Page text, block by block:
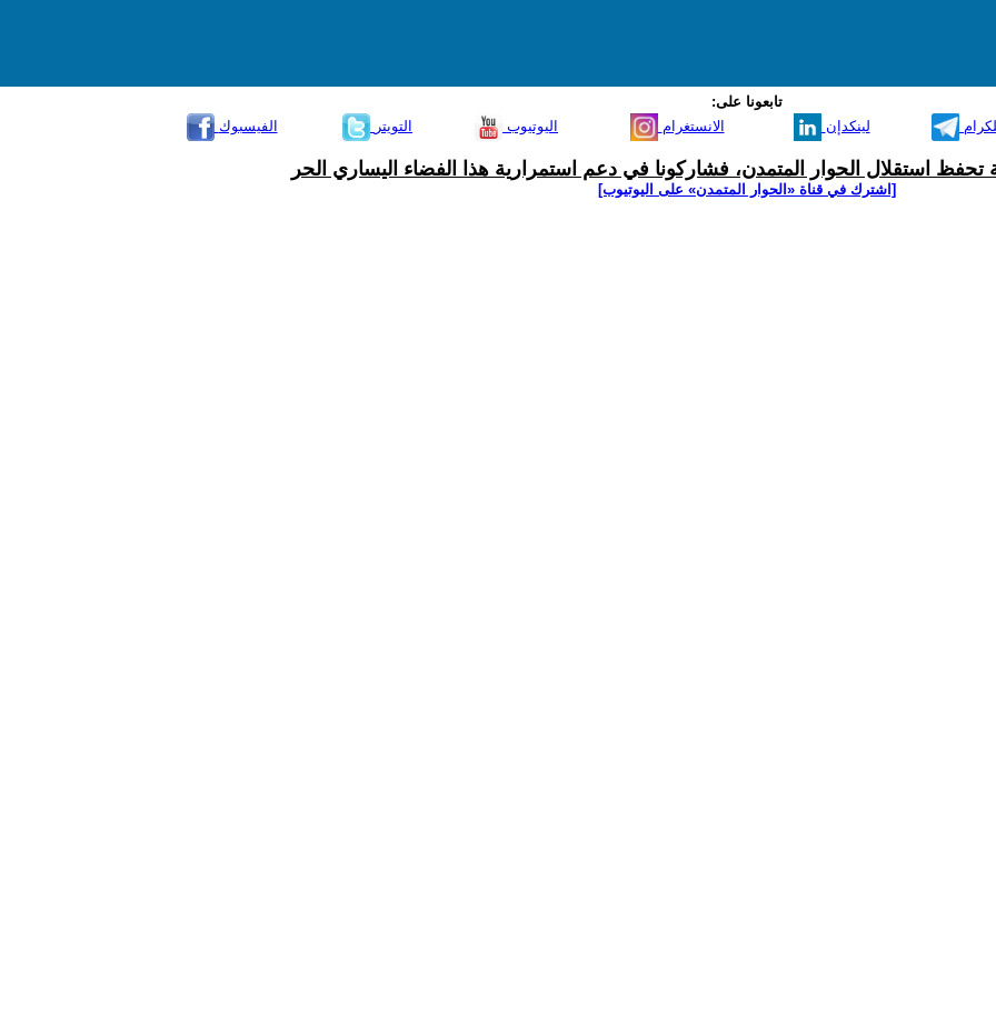
تابعونا على:
الفيسبوك
التويتر اليوتيوب الانستغرام لينكدإن
تحفظ استقلال الحوار المتمدن، فشاركونا في دعم استمرارية هذا الفضاء اليساري الحر
[اشترك في قناة ‫«الحوار المتمدن» على اليوتيوب]